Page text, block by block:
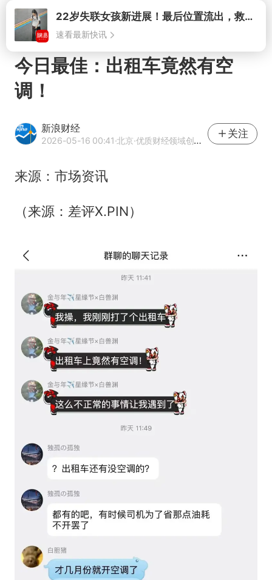
打开
今日最佳：出租车竟然有空
调！
新浪财经
2026-05-16 00:41·北京·优质财经领域创作者
关注
来源：市场资讯
（来源：差评X.PIN）